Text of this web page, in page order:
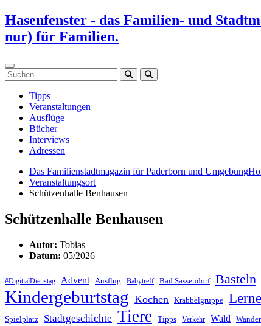
Zum
Inhalt
springen
Hasenfenster - das Familien- und
nur) für Familien.
Suchen
Tipps
Veranstaltungen
Ausflüge
Bücher
Interviews
Adressen
Das Familienstadtmagazin für Paderborn und Umgebung
Veranstaltungsort
Schützenhalle Benhausen
Schützenhalle Benhausen
Autor: Tobias
Datum: 05/2026
#DigitialDienstag Advent Ausflug Babytreff Bad Sassendorf Basteln
Kindergeburtstag Kochen Krabbelgruppe
Spielplatz Stadtgeschichte Tiere Tipps Verkehr Wald